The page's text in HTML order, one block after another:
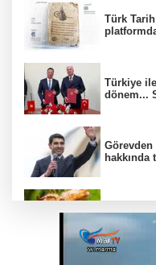
Türk
Türkiye
dönem...
Görevden
hakkında